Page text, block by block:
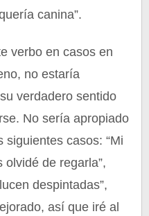
canina”.
verbo en casos en
no estaría
verdadero sentido
No sería apropiado
siguientes casos: “Mi
de regarla”,
despintadas”,
así que iré al